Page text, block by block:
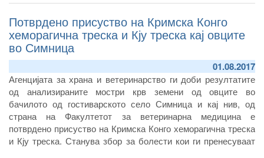
килограми конзумни јајца, односно 509.402 килограми во
2016 година.
Потврдено присуство на Кримска Конго
хеморагична треска и Кју треска кај овците
во Симница
01.08.2017
Агенцијата за храна и ветеринарство ги доби резултатите
од анализираните мостри крв земени од овците во
бачилото од гостиварското село Симница и кај нив, од
страна на Факултетот за ветеринарна медицина е
потврдено присуство на Кримска Конго хеморагична треска
и Кју треска. Станува збор за болести кои ги пренесуваат